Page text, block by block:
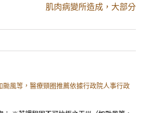
肌肉病變所造成，大部分
風等，醫療頸圈推薦依據行政院人事行政